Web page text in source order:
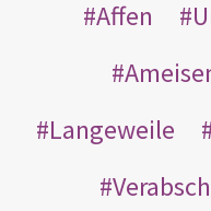
Affen
Langeweile